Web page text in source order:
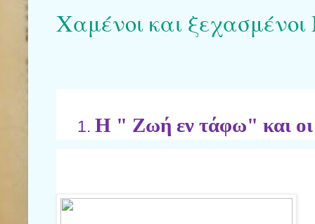
Χαμένοι και
Η " Ζωή εν τάφω" και οι